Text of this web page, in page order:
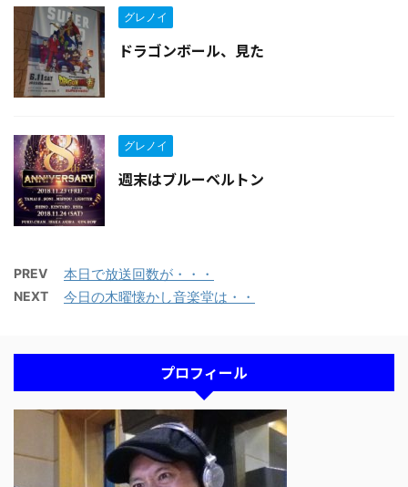
グレノイ
ドラゴンボール、見た
グレノイ
週末はブルーベルトン
PREV 本日で放送回数が・・・
NEXT 今日の木曜懐かし音楽堂は・・
プロフィール